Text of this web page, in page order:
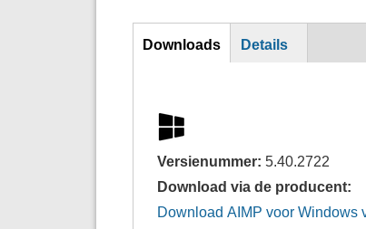
Horizontal Tabs
Downloads Details
Versienummer: 5.40.2722
Download via de producent:
Download AIMP voor Windows